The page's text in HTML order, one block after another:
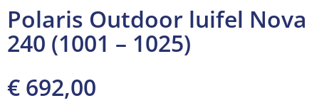
Polaris Outdoor luifel Nova
240 (1001 – 1025)
€ 692,00